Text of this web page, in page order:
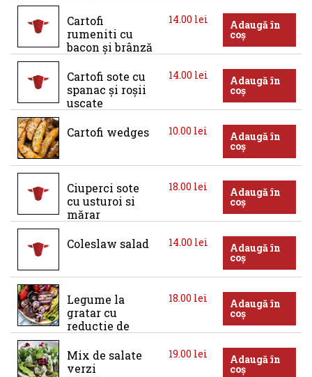
pătrunjel
proaspăt
Cartofi
rumeniti cu
bacon și brânză
14.00 lei Adaugă în
coș
Cartofi sote cu
spanac și roșii
uscate
14.00 lei Adaugă în
coș
Cartofi wedges 10.00 lei Adaugă în
coș
Ciuperci sote
cu usturoi si
mărar
18.00 lei Adaugă în
coș
Coleslaw salad 14.00 lei Adaugă în
coș
Legume la
gratar cu
reductie de
18.00 lei Adaugă în
coș
Mix de salate
verzi
19.00 lei Adaugă în
coș